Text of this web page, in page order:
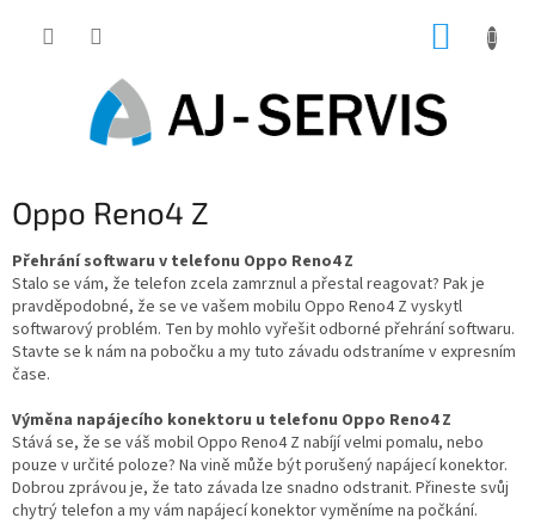
Oppo Reno4 Z
Přehrání softwaru v telefonu Oppo Reno4 Z
Stalo se vám, že telefon zcela zamrznul a přestal reagovat? Pak je
pravděpodobné, že se ve vašem mobilu Oppo Reno4 Z vyskytl
softwarový problém. Ten by mohlo vyřešit odborné přehrání softwaru.
Stavte se k nám na pobočku a my tuto závadu odstraníme v expresním
čase.
Výměna napájecího konektoru u telefonu Oppo Reno4 Z
Stává se, že se váš mobil Oppo Reno4 Z nabíjí velmi pomalu, nebo
pouze v určité poloze? Na vině může být porušený napájecí konektor.
Dobrou zprávou je, že tato závada lze snadno odstranit. Přineste svůj
chytrý telefon a my vám napájecí konektor vyměníme na počkání.